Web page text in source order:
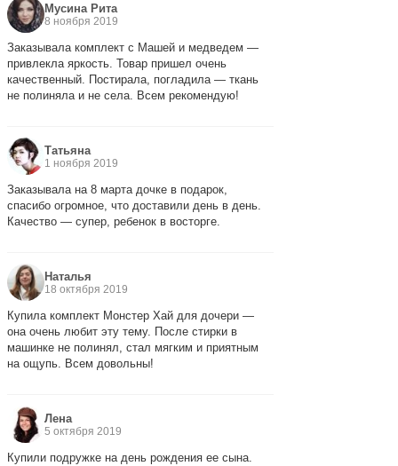
Мусина Рита
8 ноября 2019
Заказывала комплект с Машей и медведем —
привлекла яркость. Товар пришел очень
качественный. Постирала, погладила — ткань
не полиняла и не села. Всем рекомендую!
Татьяна
1 ноября 2019
Заказывала на 8 марта дочке в подарок,
спасибо огромное, что доставили день в день.
Качество — супер, ребенок в восторге.
Наталья
18 октября 2019
Купила комплект Монстер Хай для дочери —
она очень любит эту тему. После стирки в
машинке не полинял, стал мягким и приятным
на ощупь. Всем довольны!
Лена
5 октября 2019
Купили подружке на день рождения ее сына.